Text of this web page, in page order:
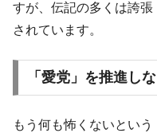
すが、伝記の多くは誇
されています。
「愛党」を推進し
もう何も怖くないという